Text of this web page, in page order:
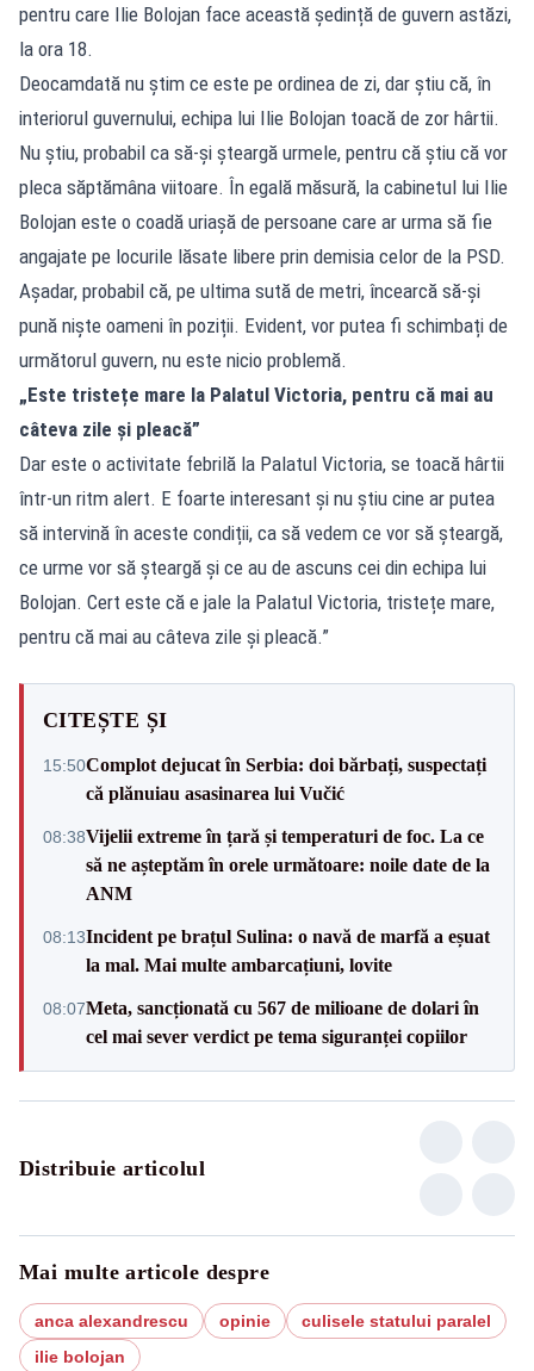
pentru care Ilie Bolojan face această ședință de guvern astăzi,
la ora 18.
Deocamdată nu știm ce este pe ordinea de zi, dar știu că, în
interiorul guvernului, echipa lui Ilie Bolojan toacă de zor hârtii.
Nu știu, probabil ca să-și șteargă urmele, pentru că știu că vor
pleca săptămâna viitoare. În egală măsură, la cabinetul lui Ilie
Bolojan este o coadă uriașă de persoane care ar urma să fie
angajate pe locurile lăsate libere prin demisia celor de la PSD.
Așadar, probabil că, pe ultima sută de metri, încearcă să-și
pună niște oameni în poziții. Evident, vor putea fi schimbați de
următorul guvern, nu este nicio problemă.
„Este tristețe mare la Palatul Victoria, pentru că mai au
câteva zile și pleacă”
Dar este o activitate febrilă la Palatul Victoria, se toacă hârtii
într-un ritm alert. E foarte interesant și nu știu cine ar putea
să intervină în aceste condiții, ca să vedem ce vor să șteargă,
ce urme vor să șteargă și ce au de ascuns cei din echipa lui
Bolojan. Cert este că e jale la Palatul Victoria, tristețe mare,
pentru că mai au câteva zile și pleacă.”
CITEȘTE ȘI
15:50Complot dejucat în Serbia: doi bărbați, suspectați
că plănuiau asasinarea lui Vučić
08:38Vijelii extreme în țară și temperaturi de foc. La ce
să ne așteptăm în orele următoare: noile date de la
ANM
08:13Incident pe brațul Sulina: o navă de marfă a eșuat
la mal. Mai multe ambarcațiuni, lovite
08:07Meta, sancționată cu 567 de milioane de dolari în
cel mai sever verdict pe tema siguranței copiilor
Distribuie articolul
Mai multe articole despre
anca alexandrescu opinie
culisele statului paralel
ilie bolojan